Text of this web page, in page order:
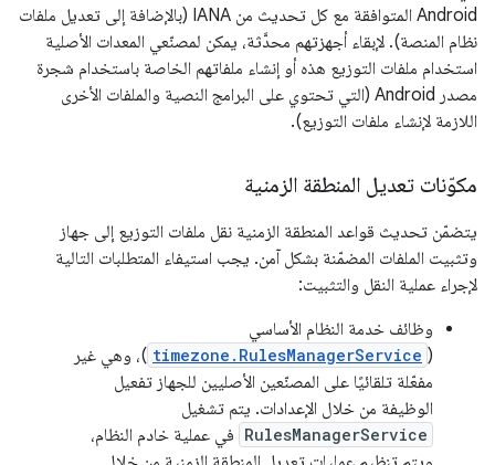
Android المتوافقة مع كل تحديث من IANA (بالإضافة إلى تعديل ملفات
نظام المنصة). لإبقاء أجهزتهم محدَّثة، يمكن لمصنّعي المعدات الأصلية
استخدام ملفات التوزيع هذه أو إنشاء ملفاتهم الخاصة باستخدام شجرة
مصدر Android (التي تحتوي على البرامج النصية والملفات الأخرى
اللازمة لإنشاء ملفات التوزيع).
مكوّنات تعديل المنطقة الزمنية
يتضمّن تحديث قواعد المنطقة الزمنية نقل ملفات التوزيع إلى جهاز
وتثبيت الملفات المضمّنة بشكل آمن. يجب استيفاء المتطلبات التالية
لإجراء عملية النقل والتثبيت:
وظائف خدمة النظام الأساسي
(
timezone.RulesManagerService )، وهي غير
مفعّلة تلقائيًا على المصنّعين الأصليين للجهاز تفعيل
الوظيفة من خلال الإعدادات. يتم تشغيل
RulesManagerService في عملية خادم النظام،